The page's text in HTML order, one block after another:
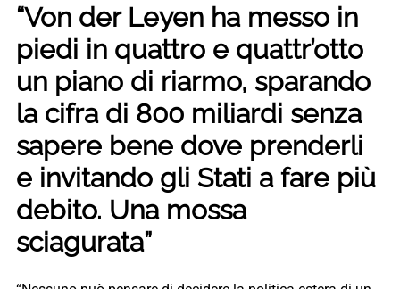
“Von der Leyen ha messo in
piedi in quattro e quattr’otto
un piano di riarmo, sparando
la cifra di 800 miliardi senza
sapere bene dove prenderli
e invitando gli Stati a fare più
debito. Una mossa
sciagurata”